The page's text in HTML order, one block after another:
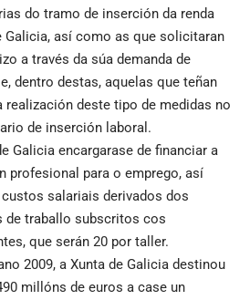
do tramo de inserción da renda
Galicia, así como as que solicitaran
a través da súa demanda de
dentro destas, aquelas que teñan
realización deste tipo de medidas no
de inserción laboral.
Galicia encargarase de financiar a
profesional para o emprego, así
salariais derivados dos
de traballo subscritos cos
que serán 20 por taller.
2009, a Xunta de Galicia destinou
millóns de euros a case un